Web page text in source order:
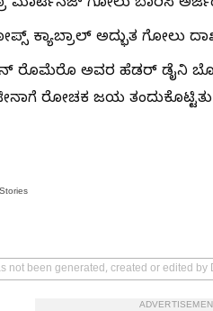
ಮಾರ್ಟಿನೆಜ್ ಗೋಲು ಬಾರಿಸಿ
ಕ್ಯಾಬ್ರಾಲ್ ಅದ್ಭುತ ಗೋಲು
ರೊಮೆರೊ ಅವರ ಹೆಡರ್ ಡೈನಿ
ರೋಚಕ ಜಯ
Stories
not been generated, created or edited